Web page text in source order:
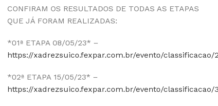
CONFIRAM OS RESULTADOS DE TODAS AS ETAPAS
QUE JÁ FORAM REALIZADAS:
*01ª ETAPA 08/05/23* –
https://xadrezsuico.fexpar.com.br/evento/classificacao/
*02ª ETAPA 15/05/23* –
https://xadrezsuico.fexpar.com.br/evento/classificacao/